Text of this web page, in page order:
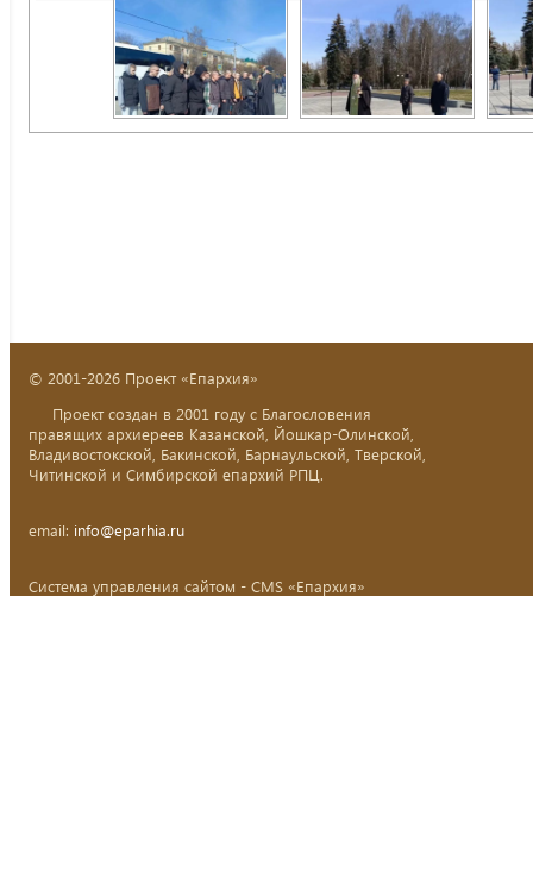
© 2001-2026 Проект «Епархия»
Проект создан в 2001 году с Благословения
правящих архиереев Казанской, Йошкар-Олинской,
Владивостокской, Бакинской, Барнаульской, Тверской,
Читинской и Симбирской епархий РПЦ.
email: info@eparhia.ru
Система управления сайтом - CMS «Епархия»